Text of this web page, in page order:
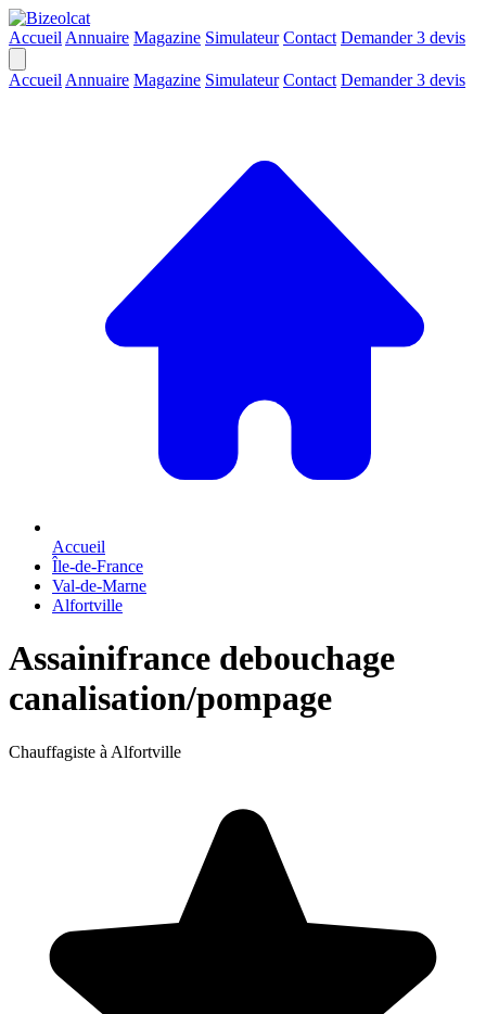
Accueil Annuaire Magazine Simulateur Contact Demander 3 devis
Accueil Annuaire Magazine Simulateur Contact Demander 3 devis
Accueil
Île-de-France
Val-de-Marne
Alfortville
Assainifrance debouchage
canalisation/pompage
Chauffagiste à Alfortville